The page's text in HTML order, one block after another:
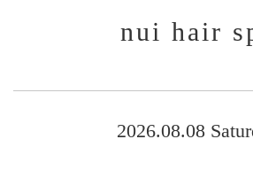
nui hair
2026.08.08